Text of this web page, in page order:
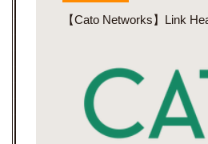
【Cato Networks】Link